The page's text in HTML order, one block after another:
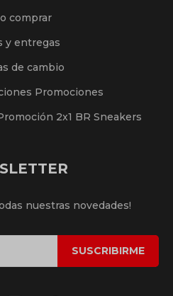
comprar
y entregas
de cambio
Promociones
2x1 BR Sneakers
nuestras novedades!
SUSCRIBIRME